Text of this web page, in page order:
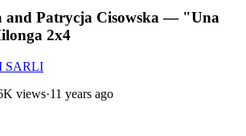
and Patrycja Cisowska — "Una
2x4
SARLI
views·11 years ago